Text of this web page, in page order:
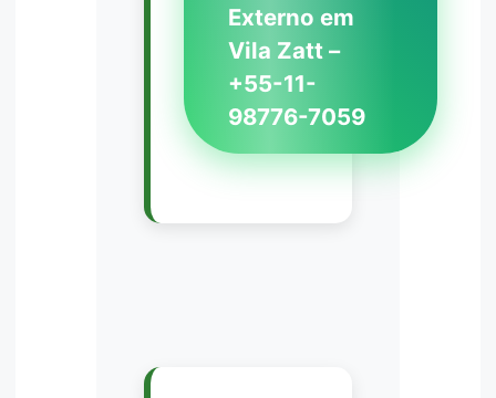
Externo em
Vila Zatt –
+55-11-
98776-7059